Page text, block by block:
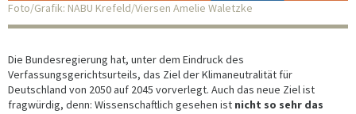
Foto/Grafik: NABU Krefeld/Viersen Amelie Waletzke
Die Bundesregierung hat, unter dem Eindruck des
Verfassungsgerichtsurteils, das Ziel der Klimaneutralität für
Deutschland von 2050 auf 2045 vorverlegt. Auch das neue Ziel ist
fragwürdig, denn: Wissenschaftlich gesehen ist nicht so sehr das